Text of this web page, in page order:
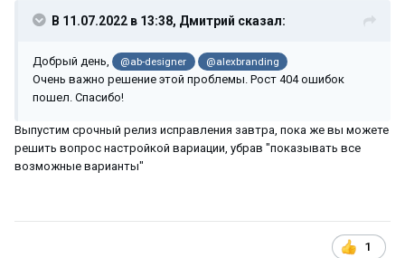
В 11.07.2022 в 13:38, Дмитрий сказал:
Добрый день, @ab-designer @alexbranding
Очень важно решение этой проблемы. Рост 404 ошибок
пошел. Спасибо!
Выпустим срочный релиз исправления завтра, пока же вы можете
решить вопрос настройкой вариации, убрав "показывать все
возможные варианты"
1